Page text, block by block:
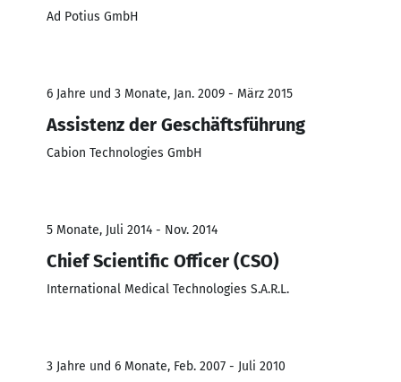
Ad Potius GmbH
6 Jahre und 3 Monate, Jan. 2009 - März 2015
Assistenz der Geschäftsführung
Cabion Technologies GmbH
5 Monate, Juli 2014 - Nov. 2014
Chief Scientific Officer (CSO)
International Medical Technologies S.A.R.L.
3 Jahre und 6 Monate, Feb. 2007 - Juli 2010